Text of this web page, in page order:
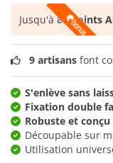
Jusqu'à82 points
9 artisans font
S'enlève sans
Fixation double
Robuste et
Découpable sur
Utilisation